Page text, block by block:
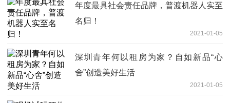
年度最具社会责任品牌，普渡机器人实至
名归！
2021-01-05
深圳青年何以租房为家？自如新品“心
舍”创造美好生活
2021-01-05